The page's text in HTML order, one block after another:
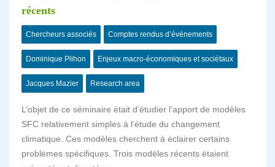
récents
Chercheurs associés Comptes rendus d’événements
Dominique Plihon Enjeux macro-économiques et sociétaux
Jacques Mazier Research area
L’objet de ce séminaire était d’étudier l’apport de modèles
SFC relativement simples à l’étude du changement
climatique. Ces modèles cherchent à éclairer certains
problèmes spécifiques. Trois modèles récents étaient